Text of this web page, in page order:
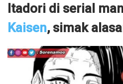
Itadori di serial
Kaisen, simak